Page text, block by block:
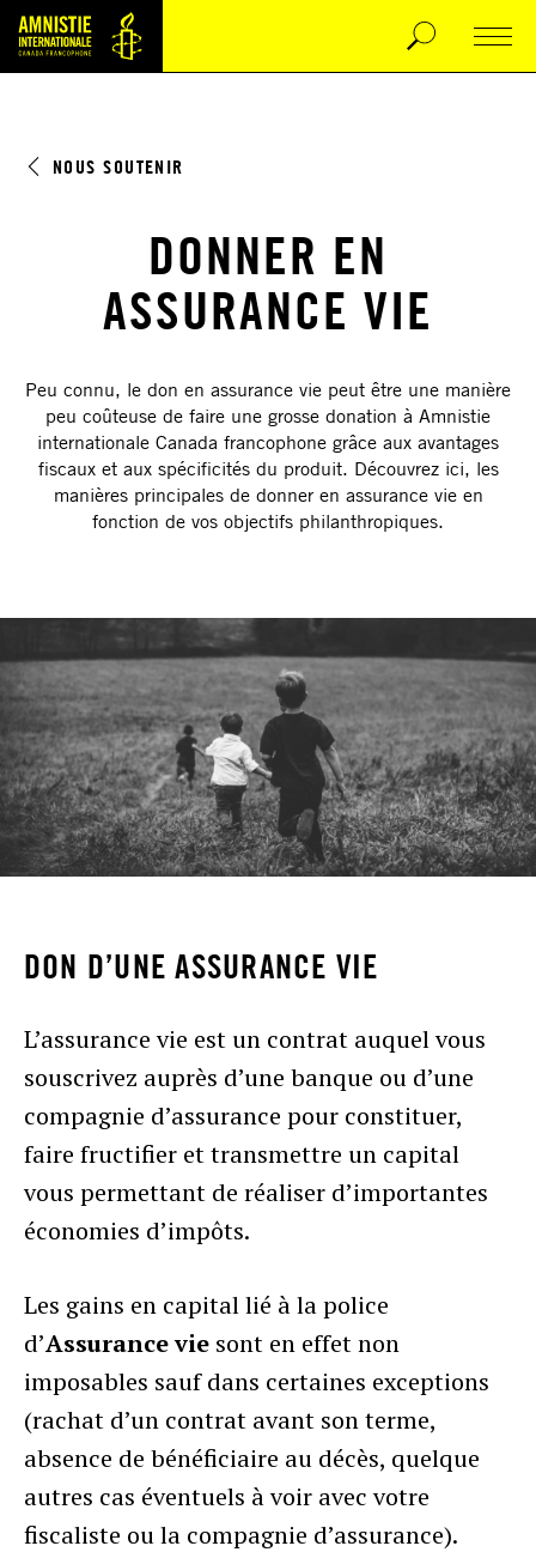
NOUS SOUTENIR
DONNER EN
ASSURANCE VIE
Peu connu, le don en assurance vie peut être une manière
peu coûteuse de faire une grosse donation à Amnistie
internationale Canada francophone grâce aux avantages
fiscaux et aux spécificités du produit. Découvrez ici, les
manières principales de donner en assurance vie en
fonction de vos objectifs philanthropiques.
DON D’UNE ASSURANCE VIE
L’assurance vie est un contrat auquel vous
souscrivez auprès d’une banque ou d’une
compagnie d’assurance pour constituer,
faire fructifier et transmettre un capital
vous permettant de réaliser d’importantes
économies d’impôts.
Les gains en capital lié à la police
d’Assurance vie sont en effet non
imposables sauf dans certaines exceptions
(rachat d’un contrat avant son terme,
absence de bénéficiaire au décès, quelque
autres cas éventuels à voir avec votre
fiscaliste ou la compagnie d’assurance).